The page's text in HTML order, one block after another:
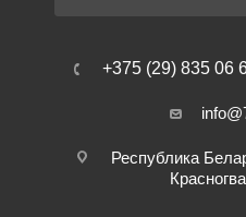
+375 (29) 835 06
Республика